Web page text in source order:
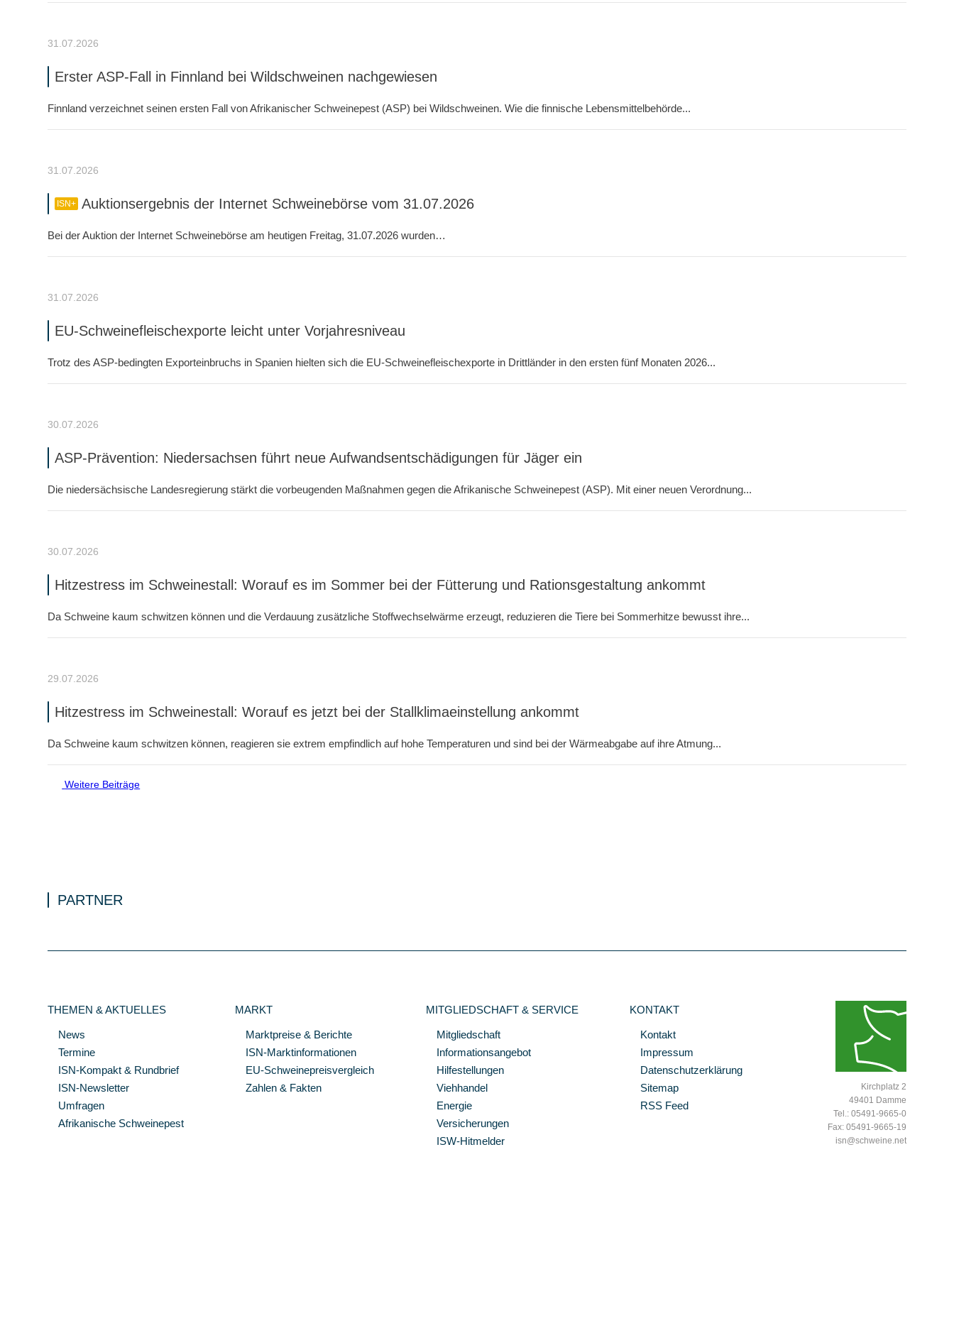
31.07.2026
Erster ASP-Fall in Finnland bei Wildschweinen nachgewiesen
Finnland verzeichnet seinen ersten Fall von Afrikanischer Schweinepest (ASP) bei Wildschweinen. Wie die finnische Lebensmittelbehörde...
31.07.2026
ISN+ Auktionsergebnis der Internet Schweinebörse vom 31.07.2026
Bei der Auktion der Internet Schweinebörse am heutigen Freitag, 31.07.2026 wurden…
31.07.2026
EU-Schweinefleischexporte leicht unter Vorjahresniveau
Trotz des ASP-bedingten Exporteinbruchs in Spanien hielten sich die EU-Schweinefleischexporte in Drittländer in den ersten fünf Monaten 2026...
30.07.2026
ASP-Prävention: Niedersachsen führt neue Aufwandsentschädigungen für Jäger ein
Die niedersächsische Landesregierung stärkt die vorbeugenden Maßnahmen gegen die Afrikanische Schweinepest (ASP). Mit einer neuen Verordnung...
30.07.2026
Hitzestress im Schweinestall: Worauf es im Sommer bei der Fütterung und Rationsgestaltung ankommt
Da Schweine kaum schwitzen können und die Verdauung zusätzliche Stoffwechselwärme erzeugt, reduzieren die Tiere bei Sommerhitze bewusst ihre...
29.07.2026
Hitzestress im Schweinestall: Worauf es jetzt bei der Stallklimaeinstellung ankommt
Da Schweine kaum schwitzen können, reagieren sie extrem empfindlich auf hohe Temperaturen und sind bei der Wärmeabgabe auf ihre Atmung...
Weitere Beiträge
PARTNER
THEMEN & AKTUELLES
News
Termine
ISN-Kompakt & Rundbrief
ISN-Newsletter
Umfragen
Afrikanische Schweinepest
MARKT
Marktpreise & Berichte
ISN-Marktinformationen
EU-Schweinepreisvergleich
Zahlen & Fakten
MITGLIEDSCHAFT & SERVICE
Mitgliedschaft
Informationsangebot
Hilfestellungen
Viehhandel
Energie
Versicherungen
ISW-Hitmelder
KONTAKT
Kontakt
Impressum
Datenschutzerklärung
Sitemap
RSS Feed
Kirchplatz 2
49401 Damme
Tel.: 05491-9665-0
Fax: 05491-9665-19
isn@schweine.net